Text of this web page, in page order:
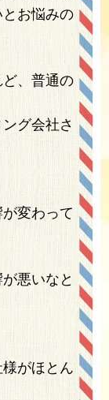
お悩みの
、普通の
グ会社さ
変わって
悪いなと
がほとん